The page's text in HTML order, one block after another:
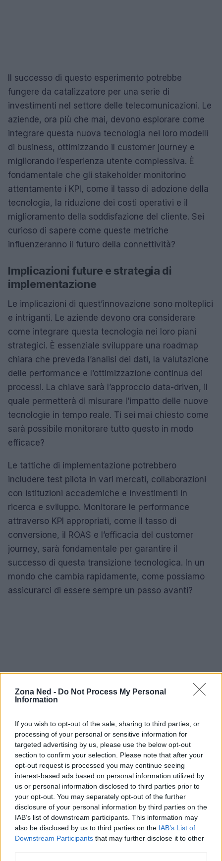
Zona Ned - Do Not Process My Personal
Information
If you wish to opt-out of the sale, sharing to third parties, or
processing of your personal or sensitive information for
targeted advertising by us, please use the below opt-out
section to confirm your selection. Please note that after your
opt-out request is processed you may continue seeing
interest-based ads based on personal information utilized by
us or personal information disclosed to third parties prior to
your opt-out. You may separately opt-out of the further
disclosure of your personal information by third parties on the
IAB’s list of downstream participants. This information may
also be disclosed by us to third parties on the IAB’s List of
Downstream Participants that may further disclose it to other
Il successo di questo esperimento potrebbe
fungere da catalizzatore per una serie di
investimenti nel settore delle telecomunicazioni. Le
aziende, ora più che mai, devono esplorare come
integrare questa nuova tecnologia nei loro modelli
di business, ottimizzando il customer journey e
migliorando l’esperienza utente complessiva. È
fondamentale che gli stakeholder monitorino
attentamente i KPI, come il tasso di adozione della
tecnologia, la riduzione dei costi operativi e il
miglioramento della soddisfazione del cliente. Sei
curioso di sapere come queste metriche
influenzeranno il futuro della connettività?
Implicazioni future e strategia di
implementazione
Le implicazioni di quest’innovazione sono molteplici
e intriganti. Le aziende devono ora considerare
come integrare questa tecnologia nei loro piani
strategici. È essenziale sviluppare una roadmap
chiara che preveda l’analisi dei dati, la valutazione
delle performance e l’ottimizzazione continua dei
processi. La chiave sarà l’approccio data-driven, il
quale permetterà di misurare l’impatto delle nuove
tecnologie in tempo reale. Ti sei mai chiesto come
sarà possibile monitorare tutto questo in modo
efficace?
Le tattiche di implementazione potrebbero
includere test pilota in vari mercati, collaborazioni
con istituzioni accademiche e investimenti in
ricerca e sviluppo. Monitorare le performance
attraverso KPI appropriati, come il tasso di
conversione, il ROAS e l’efficacia del customer
journey, sarà fondamentale per garantire il
successo di questa transizione tecnologica. In un
mondo che cambia rapidamente, come possiamo
assicurarci di essere sempre un passo avanti?
AUTORE
Staff